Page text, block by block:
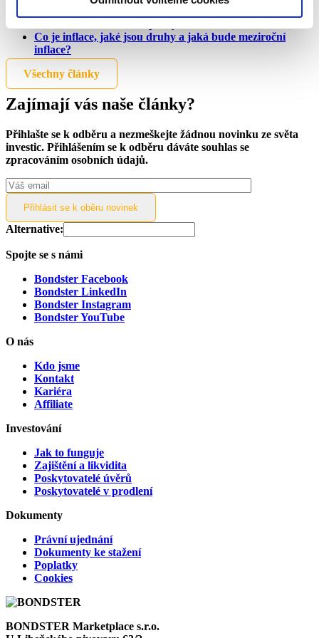
Co je inflace, jaké jsou druhy a jaká bude meziroční
inflace?
Všechny články
Zajímají vás naše články?
Přihlašte se k odběru a nezmeškejte žádnou novinku ze světa
investic. Přihlášením se k odběru dáváte souhlas se
zpracováním osobních údajů.
Alternative:
Spojte se s námi
Bondster Facebook
Bondster LinkedIn
Bondster Instagram
Bondster YouTube
O nás
Kdo jsme
Kontakt
Kariéra
Affiliate
Investování
Jak to funguje
Zajištění a likvidita
Poskytovatelé úvěrů
Poskytovatelé v prodlení
Dokumenty
Právní ujednání
Dokumenty ke stažení
Poplatky
Cookies
BONDSTER Marketplace s.r.o.